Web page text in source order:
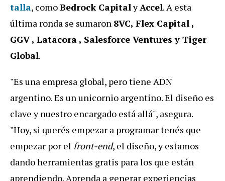
talla, comoBedrock CapitalyAccel. A esta
última ronda se sumaron 8VC, Flex Capital ,
GGV , Latacora , Salesforce Ventures y Tiger
Global.
"Es una empresa global, pero tiene ADN
argentino. Es un unicornio argentino. El diseño es
clave y nuestro encargado está allá", asegura.
"Hoy, si querés empezar a programar tenés que
empezar por el front-end, el diseño, y estamos
dando herramientas gratis para los que están
aprendiendo. Aprenda a generar experiencias